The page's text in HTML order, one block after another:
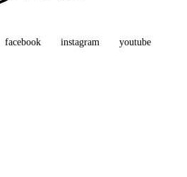
facebook instagram youtube